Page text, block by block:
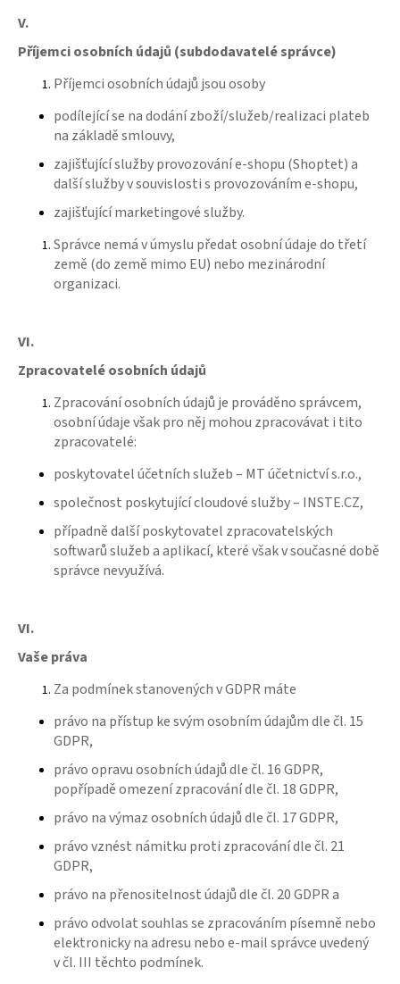
V.
Příjemci osobních údajů (subdodavatelé správce)
Příjemci osobních údajů jsou osoby
podílející se na dodání zboží/služeb/realizaci plateb
na základě smlouvy,
zajišťující služby provozování e-shopu (Shoptet) a
další služby v souvislosti s provozováním e-shopu,
zajišťující marketingové služby.
Správce nemá v úmyslu předat osobní údaje do třetí
země (do země mimo EU) nebo mezinárodní
organizaci.
VI.
Zpracovatelé osobních údajů
Zpracování osobních údajů je prováděno správcem,
osobní údaje však pro něj mohou zpracovávat i tito
zpracovatelé:
poskytovatel účetních služeb – MT účetnictví s.r.o.,
společnost poskytující cloudové služby – INSTE.CZ,
případně další poskytovatel zpracovatelských
softwarů služeb a aplikací, které však v současné době
správce nevyužívá.
VI.
Vaše práva
Za podmínek stanovených v GDPR máte
právo na přístup ke svým osobním údajům dle čl. 15
GDPR,
právo opravu osobních údajů dle čl. 16 GDPR,
popřípadě omezení zpracování dle čl. 18 GDPR,
právo na výmaz osobních údajů dle čl. 17 GDPR,
právo vznést námitku proti zpracování dle čl. 21
GDPR,
právo na přenositelnost údajů dle čl. 20 GDPR a
právo odvolat souhlas se zpracováním písemně nebo
elektronicky na adresu nebo e-mail správce uvedený
v čl. III těchto podmínek.